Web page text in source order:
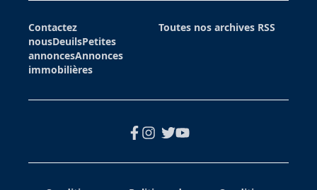
Contactez
nousDeuilsPetites
annoncesAnnonces
immobilières
Toutes nos archives RSS